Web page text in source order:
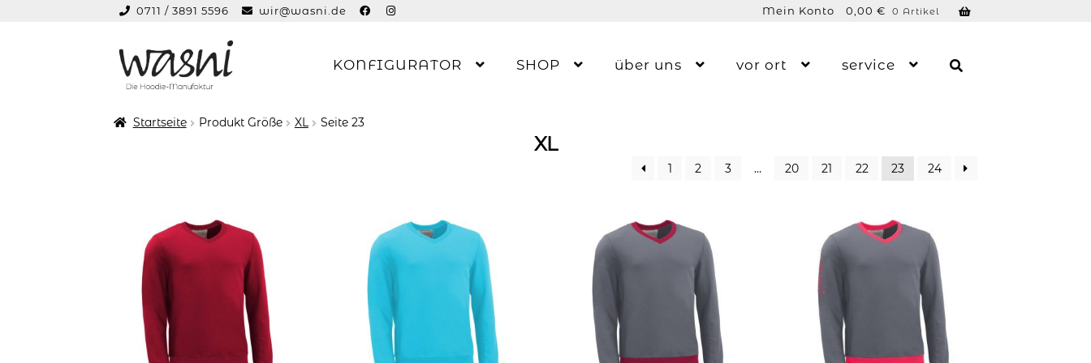
0,00 € 0 Artikel
0711 / 3891 5596 wir@wasni.de Mein Konto
Zur
springen
Zum
springen
KONFIGURATOR SHOP über uns vor ort service
Startseite Produkt Größe XL Seite 23
XL
1 2 3 … 20 21 22 23 24